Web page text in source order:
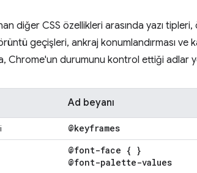
diğer CSS özellikleri arasında yazı
geçişleri, ankraj konumlandırması ve
Chrome'un durumunu kontrol ettiği adlar
Ad beyanı
@keyframes
@font-face { }
@font-palette-values